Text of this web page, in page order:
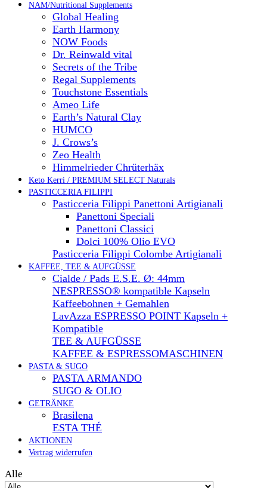
NAM/Nutritional Supplements
Global Healing
Earth Harmony
NOW Foods
Dr. Reinwald vital
Secrets of the Tribe
Regal Supplements
Touchstone Essentials
Ameo Life
Earth’s Natural Clay
HUMCO
J. Crows’s
Zeo Health
Himmelrieder Chrüterhäx
Keto Kerri / PREMIUM SELECT Naturals
PASTICCERIA FILIPPI
Pasticceria Filippi Panettoni Artigianali
Panettoni Speciali
Panettoni Classici
Dolci 100% Olio EVO
Pasticceria Filippi Colombe Artigianali
KAFFEE, TEE & AUFGÜSSE
Cialde / Pads E.S.E. Ø: 44mm
NESPRESSO® kompatible Kapseln
Kaffeebohnen + Gemahlen
LavAzza ESPRESSO POINT Kapseln +
Kompatible
TEE & AUFGÜSSE
KAFFEE & ESPRESSOMASCHINEN
PASTA & SUGO
PASTA ARMANDO
SUGO & OLIO
GETRÄNKE
Brasilena
ESTA THÉ
AKTIONEN
Vertrag widerrufen
Alle